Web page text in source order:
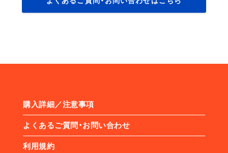
購入詳細／注意事項
よくあるご質問・お問い合わせ
利用規約